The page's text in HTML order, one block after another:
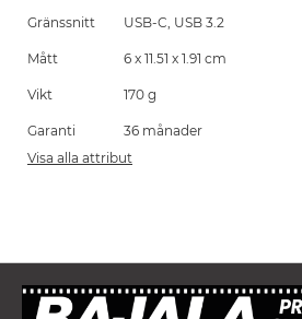
Gränssnitt USB-C, USB 3.2
Mått 6 x 11.51 x 1.91 cm
Vikt 170 g
Garanti
36 månader
Visa alla attribut